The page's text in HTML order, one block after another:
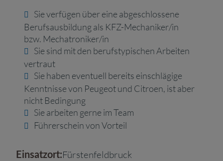
Sie verfügen über eine abgeschlossene
Berufsausbildung als KFZ-Mechaniker/in
bzw. Mechatroniker/in
Sie sind mit den berufstypischen Arbeiten
vertraut
Sie haben eventuell bereits einschlägige
Kenntnisse von Peugeot und Citroen, ist aber
nicht Bedingung
Sie arbeiten gerne im Team
Führerschein von Vorteil
Einsatzort:Fürstenfeldbruck